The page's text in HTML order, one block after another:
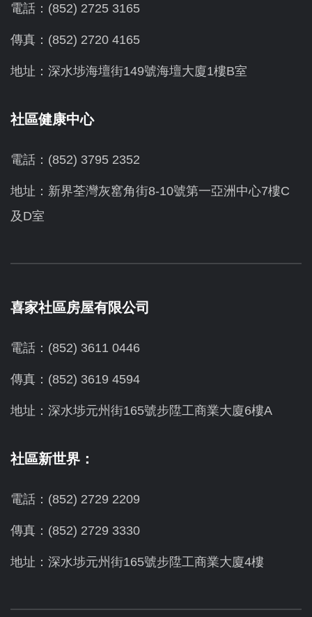
電話：(852) 2725 3165
傳真：(852) 2720 4165
地址：深水埗海壇街149號海壇大廈1樓B室
社區健康中心
電話：(852) 3795 2352
地址：新界荃灣灰窰角街8-10號第一亞洲中心7樓C
及D室
喜家社區房屋有限公司
電話：(852) 3611 0446
傳真：(852) 3619 4594
地址： 深水埗元州街165號步陞工商業大廈6樓A
社區新世界：
電話：(852) 2729 2209
傳真：(852) 2729 3330
地址：深水埗元州街165號步陞工商業大廈4樓